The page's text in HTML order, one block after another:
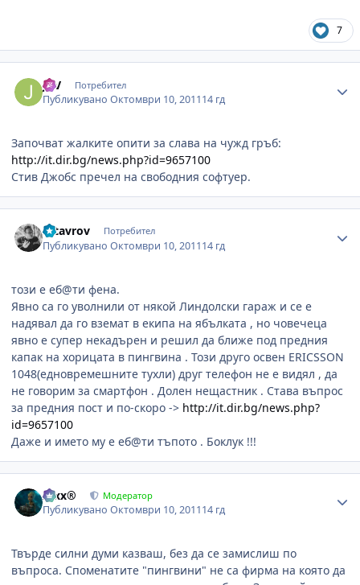
7
JVV Потребител
ПубликуваноОктомври 10, 201114 гд
Започват жалките опити за слава на чужд гръб:
http://it.dir.bg/news.php?id=9657100
Стив Джобс пречел на свободния софтуер.
sstavrov Потребител
ПубликуваноОктомври 10, 201114 гд
този е еб@ти фена.
Явно са го уволнили от някой Линдолски гараж и се е
надявал да го вземат в екипа на ябълката , но човечеца
явно е супер некадърен и решил да ближе под предния
капак на хорицата в пингвина . Този друго освен ERICSSON
1048(едновремешните тухли) друг телефон не е видял , да
не говорим за смартфон . Долен нещастник . Става въпрос
за предния пост и по-скоро -> http://it.dir.bg/news.php?
id=9657100
Даже и името му е еб@ти тъпото . Боклук !!!
Alxx® Модератор
ПубликуваноОктомври 10, 201114 гд
Твърде силни думи казваш, без да се замислиш по
въпроса. Споменатите "пингвини" не са фирма на която да